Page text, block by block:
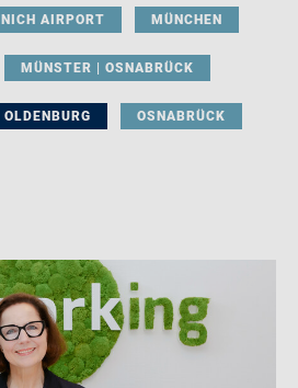
AIRPORT MÜNCHEN
MÜNSTER | OSNABRÜCK
OLDENBURG OSNABRÜCK